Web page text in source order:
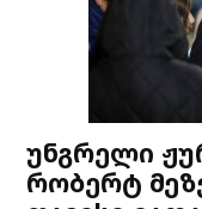
უნგრელი
რობერტ